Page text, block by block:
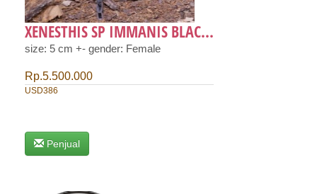
XENESTHIS SP IMMANIS BLAC...
size: 5 cm +- gender: Female
Rp.5.500.000
USD386
Penjual